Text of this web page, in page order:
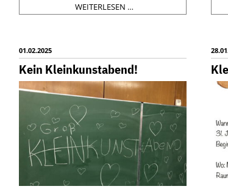
WEITERLESEN …
GRANDE
GROSSE B
AHNHOF! E
IN S
IRD G
EFEIERT
01.02.2025
Kein Kleinkunstabend!